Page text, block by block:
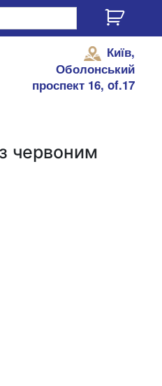
Київ,
Оболонський
проспект 16, of.17
червоним